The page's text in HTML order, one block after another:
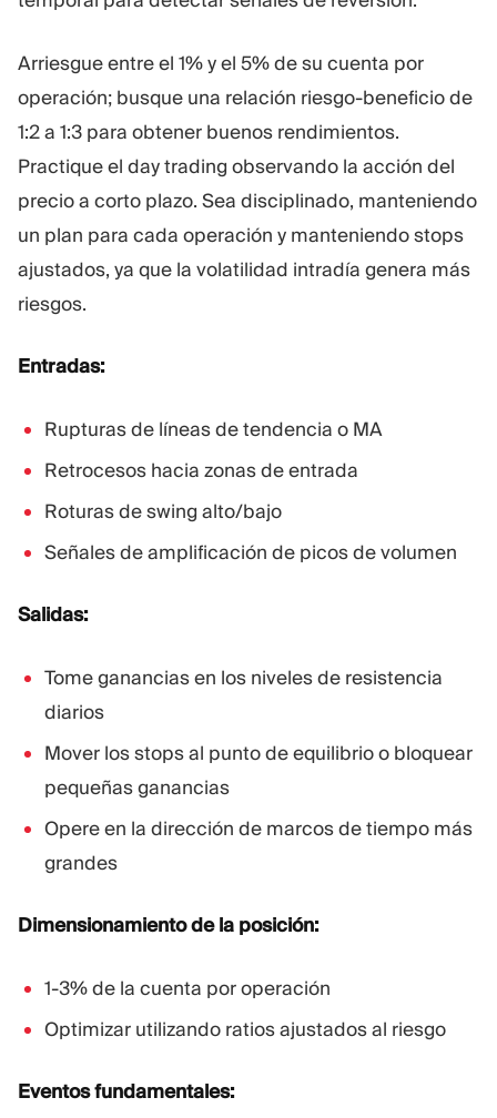
Arriesgue entre el 1% y el 5% de su cuenta por
operación; busque una relación riesgo-beneficio de
1:2 a 1:3 para obtener buenos rendimientos.
Practique el day trading observando la acción del
precio a corto plazo. Sea disciplinado, manteniendo
un plan para cada operación y manteniendo stops
ajustados, ya que la volatilidad intradía genera más
riesgos.
Entradas:
Rupturas de líneas de tendencia o MA
Retrocesos hacia zonas de entrada
Roturas de swing alto/bajo
Señales de amplificación de picos de volumen
Salidas:
Tome ganancias en los niveles de resistencia
diarios
Mover los stops al punto de equilibrio o bloquear
pequeñas ganancias
Opere en la dirección de marcos de tiempo más
grandes
Dimensionamiento de la posición:
1-3% de la cuenta por operación
Optimizar utilizando ratios ajustados al riesgo
Eventos fundamentales: